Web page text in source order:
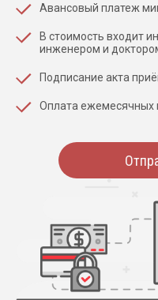
Авансовый платеж
В стоимость входит
инженером и
Подписание акта
Оплата ежемесячных